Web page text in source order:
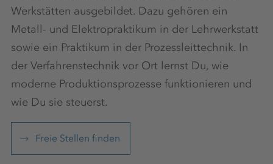
Werkstätten ausgebildet. Dazu gehören ein
Metall- und Elektropraktikum in der Lehrwerkstatt
sowie ein Praktikum in der Prozessleittechnik. In
der Verfahrenstechnik vor Ort lernst Du, wie
moderne Produktionsprozesse funktionieren und
wie Du sie steuerst.
Freie Stellen finden